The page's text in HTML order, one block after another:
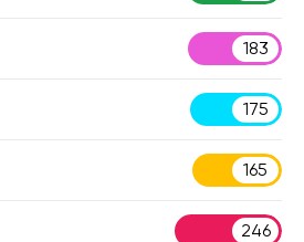
183
175
165
246